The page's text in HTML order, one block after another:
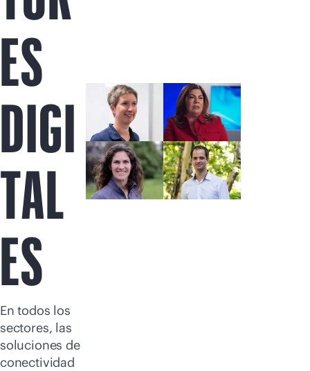
ES
DIGI
TAL
ES
En todos los
sectores, las
soluciones de
conectividad